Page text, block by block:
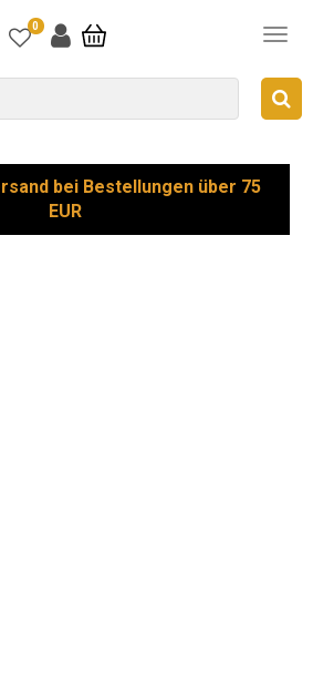
0
bei Bestellungen über 75
EUR